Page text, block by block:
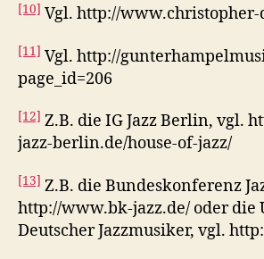
[10] Vgl. http://www.christopher-
[11] Vgl. http://
page_id=206
[12] Z.B. die IG Jazz Berlin, vgl.
jazz-berlin.de/house-of-jazz/
[13] Z.B. die Bundeskonferenz
http://www.bk-jazz.de/ oder die
Deutscher Jazzmusiker, vgl.